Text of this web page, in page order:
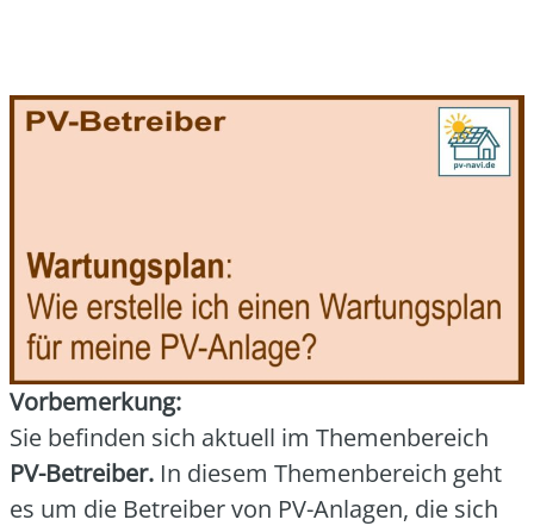
Vor­be­mer­kung:
Sie befin­den sich aktu­ell im The­men­be­reich
PV-Betrei­ber. In die­sem The­men­be­reich geht
es um die Betrei­ber von PV-Anla­gen, die sich